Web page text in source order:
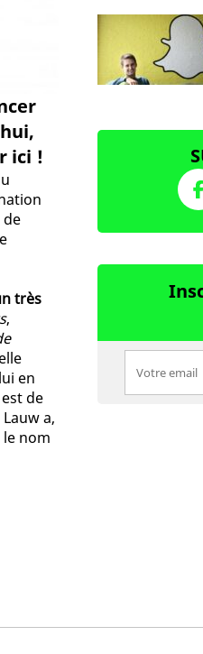
ici !
de
très
,
en
de
a,
nom